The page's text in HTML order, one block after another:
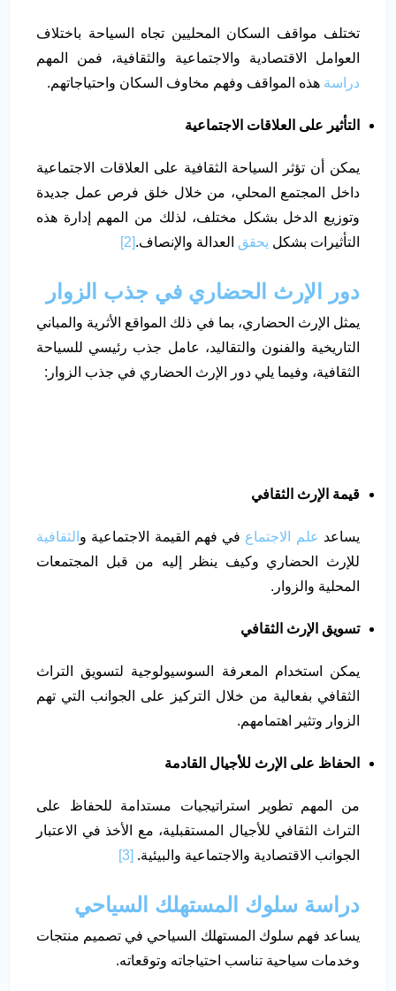
تختلف مواقف السكان المحليين تجاه السياحة باختلاف
العوامل الاقتصادية والاجتماعية والثقافية، فمن المهم
دراسة هذه المواقف وفهم مخاوف السكان واحتياجاتهم.
التأثير على العلاقات الاجتماعية
يمكن أن تؤثر السياحة الثقافية على العلاقات الاجتماعية
داخل المجتمع المحلي، من خلال خلق فرص عمل جديدة
وتوزيع الدخل بشكل مختلف، لذلك من المهم إدارة هذه
التأثيرات بشكل يحقق العدالة والإنصاف.[2]
دور الإرث الحضاري في جذب الزوار
يمثل الإرث الحضاري، بما في ذلك المواقع الأثرية والمباني
التاريخية والفنون والتقاليد، عامل جذب رئيسي للسياحة
الثقافية، وفيما يلي دور الإرث الحضاري في جذب الزوار:
قيمة الإرث الثقافي
يساعد علم الاجتماع في فهم القيمة الاجتماعية و الثقافية
للإرث الحضاري وكيف ينظر إليه من قبل المجتمعات
المحلية والزوار.
تسويق الإرث الثقافي
يمكن استخدام المعرفة السوسيولوجية لتسويق التراث
الثقافي بفعالية من خلال التركيز على الجوانب التي تهم
الزوار وتثير اهتمامهم.
الحفاظ على الإرث للأجيال القادمة
من المهم تطوير استراتيجيات مستدامة للحفاظ على
التراث الثقافي للأجيال المستقبلية، مع الأخذ في الاعتبار
الجوانب الاقتصادية والاجتماعية والبيئية. [3]
دراسة سلوك المستهلك السياحي
يساعد فهم سلوك المستهلك السياحي في تصميم منتجات
وخدمات سياحية تناسب احتياجاته وتوقعاته.